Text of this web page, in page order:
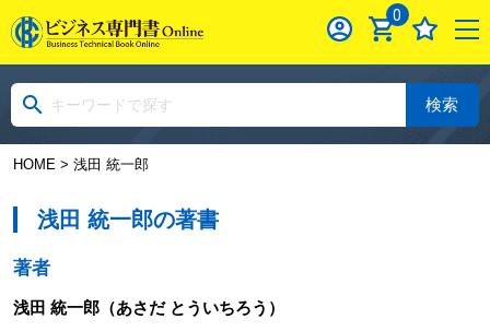
0
検索
HOME> 浅田 統一郎
浅田 統一郎の著書
著者
浅田 統一郎（あさだ とういちろう）